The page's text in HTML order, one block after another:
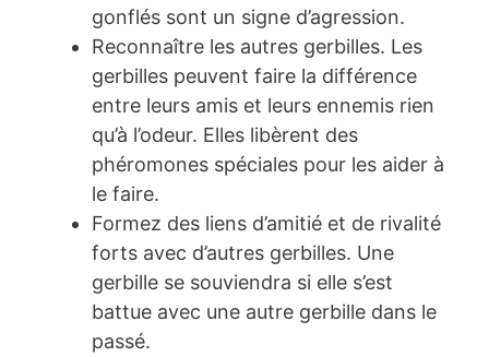
gonflés sont un signe d’agression.
Reconnaître les autres gerbilles. Les
gerbilles peuvent faire la différence
entre leurs amis et leurs ennemis rien
qu’à l’odeur. Elles libèrent des
phéromones spéciales pour les aider à
le faire.
Formez des liens d’amitié et de rivalité
forts avec d’autres gerbilles. Une
gerbille se souviendra si elle s’est
battue avec une autre gerbille dans le
passé.